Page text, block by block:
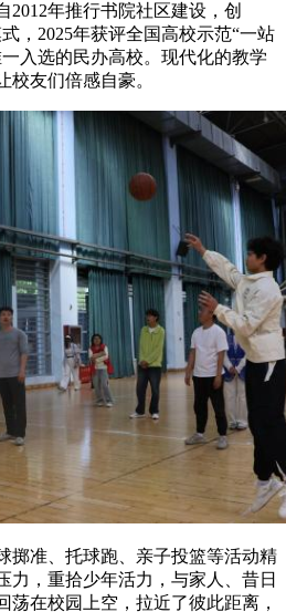
2012年推行书院社区建设，创
，2025年获评全国高校示范“一站
入选的民办高校。现代化的教学
校友们倍感自豪。
掷准、托球跑、亲子投篮等活动精
力，重拾少年活力，与家人、昔日
荡在校园上空，拉近了彼此距离，